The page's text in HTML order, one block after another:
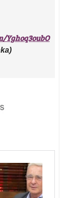
Yghoq3oubO